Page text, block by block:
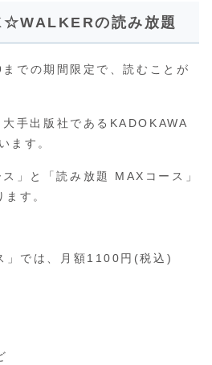
の読み放題
での期間限定で、読むことが
手出版社であるKADOKAWA
ます。
」と「読み放題 MAXコース」
す。
」では、月額1100円(税込)